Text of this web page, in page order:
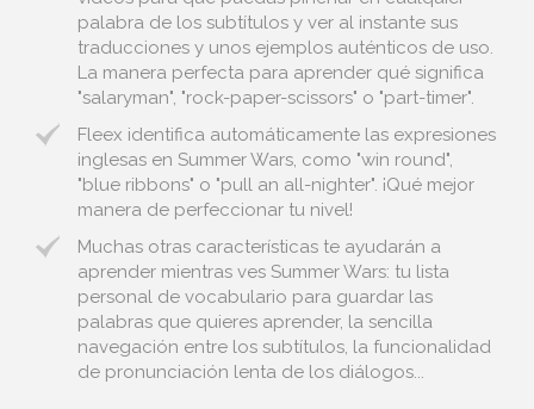
palabra de los subtítulos y ver al instante sus
traducciones y unos ejemplos auténticos de uso.
La manera perfecta para aprender qué significa
"salaryman", "rock-paper-scissors" o "part-timer".
Fleex identifica automáticamente las expresiones
inglesas en Summer Wars, como "win round",
"blue ribbons" o "pull an all-nighter". ¡Qué mejor
manera de perfeccionar tu nivel!
Muchas otras características te ayudarán a
aprender mientras ves Summer Wars: tu lista
personal de vocabulario para guardar las
palabras que quieres aprender, la sencilla
navegación entre los subtítulos, la funcionalidad
de pronunciación lenta de los diálogos...